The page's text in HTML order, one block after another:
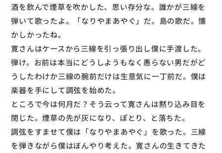
酒を飲んで煙草を吹かした、思い存分な。誰かが三線を
弾いて歌ったよ。「なりやまあやぐ」だ。島の歌だ。懐
かしかったね。
寛さんはケースから三線を引っ張り出し僕に手渡した。
弾け。お前は本当にどうしようもなく愚らない男だがど
うしたわけか三線の腕前だけは生意気に一丁前だ。僕は
楽器を手にして調弦を始めた。
ところで今は何月だ？そう云って寛さんは黙り込み目を
閉じた。煙草の先が灰になり、ぽとり、と落ちた。
調弦をすませて僕は「なりやまあやぐ」を歌った。三線
を弾きながら僕はぼんやり考えた。寛さんの生きてきた